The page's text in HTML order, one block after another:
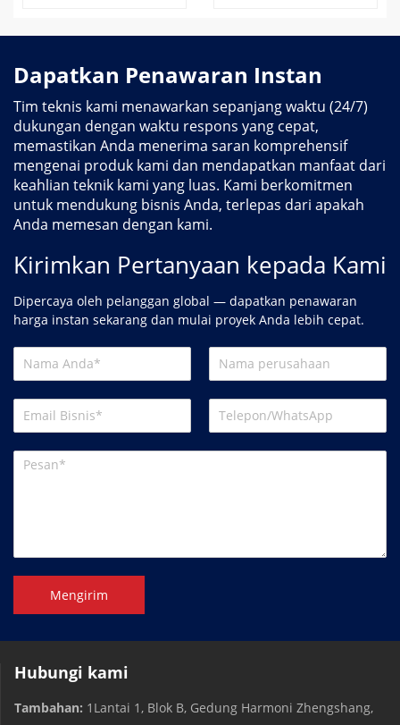
Dapatkan Penawaran Instan
Tim teknis kami menawarkan sepanjang waktu (24/7)
dukungan dengan waktu respons yang cepat,
memastikan Anda menerima saran komprehensif
mengenai produk kami dan mendapatkan manfaat dari
keahlian teknik kami yang luas. Kami berkomitmen
untuk mendukung bisnis Anda, terlepas dari apakah
Anda memesan dengan kami.
Kirimkan Pertanyaan kepada Kami
Dipercaya oleh pelanggan global — dapatkan penawaran
harga instan sekarang dan mulai proyek Anda lebih cepat.
Mengirim
Hubungi kami
Tambahan: 1Lantai 1, Blok B, Gedung Harmoni Zhengshang,